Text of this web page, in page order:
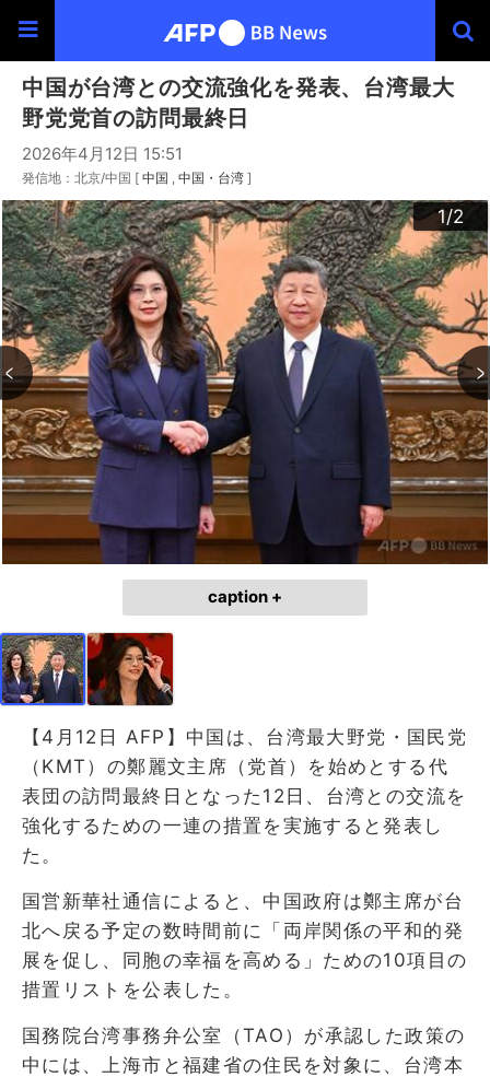
中国が台湾との交流強化を発表、台湾最大
野党党首の訪問最終日
2026年4月12日 15:51
発信地：北京/中国 [ 中国 中国・台湾 ]
1/2
2/2
caption +
【4月12日 AFP】中国は、台湾最大野党・国民党
（KMT）の鄭麗文主席（党首）を始めとする代
表団の訪問最終日となった12日、台湾との交流を
強化するための一連の措置を実施すると発表し
た。
国営新華社通信によると、中国政府は鄭主席が台
北へ戻る予定の数時間前に「両岸関係の平和的発
展を促し、同胞の幸福を高める」ための10項目の
措置リストを公表した。
国務院台湾事務弁公室（TAO）が承認した政策の
中には、上海市と福建省の住民を対象に、台湾本